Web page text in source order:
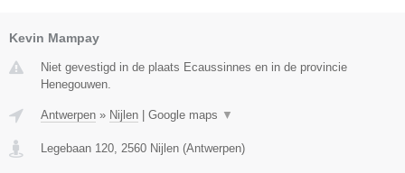
Kevin Mampay
Niet gevestigd in de plaats Ecaussinnes en in de provincie
Henegouwen.
Antwerpen » Nijlen Google maps ▼
Legebaan 120 2560 Nijlen (Antwerpen)